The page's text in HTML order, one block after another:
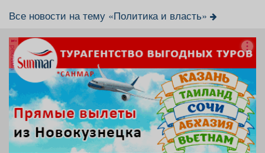
Все новости на тему «Политика и власть»
реклама